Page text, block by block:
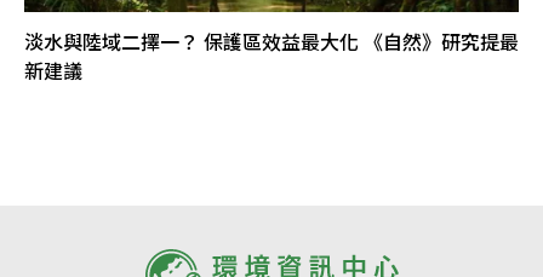
淡水與陸域二擇一？ 保護區效益最大化 《自然》研究提最
新建議